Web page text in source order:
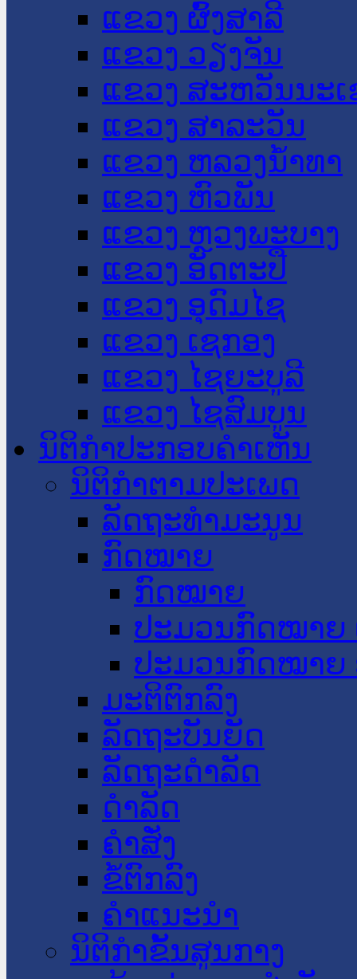
ແຂວງ ຜົ້ງສາລີ
ແຂວງ ວຽງຈັນ
ແຂວງ ສະຫວັນນະ
ແຂວງ ສາລະວັນ
ແຂວງ ຫລວງນໍ້າທາ
ແຂວງ ຫົວພັນ
ແຂວງ ຫຼວງພະບາງ
ແຂວງ ອັດຕະປື
ແຂວງ ອຸດົມໄຊ
ແຂວງ ເຊກອງ
ແຂວງ ໄຊຍະບູລີ
ແຂວງ ໄຊສົມບູນ
ນິຕິກໍາປະກອບຄໍາເຫັນ
ນິຕິກໍາຕາມປະເພດ
ລັດຖະທໍາມະນູນ
ກົດໝາຍ
ກົດໝາຍ
ປະມວນກົດໝາຍ
ປະມວນກົດໝາຍ
ມະຕິຕົກລົງ
ລັດຖະບັນຍັດ
ລັດຖະດໍາລັດ
ດໍາລັດ
ຄໍາສັ່ງ
ຂໍ້ຕົກລົງ
ຄໍາແນະນໍາ
ນິຕິກຳຂັ້ນສູນກາງ